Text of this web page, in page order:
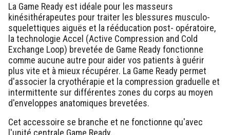
La Game Ready est idéale pour les masseurs
kinésithérapeutes pour traiter les blessures musculo-
squelettiques aiguës et la rééducation post- opératoire,
la technologie Accel (Active Compression and Cold
Exchange Loop) brevetée de Game Ready fonctionne
comme aucune autre pour aider vos patients à guérir
plus vite et à mieux récupérer. La Game Ready permet
d'associer la cryothérapie et la compression graduelle et
intermittente sur différentes zones du corps au moyen
d'enveloppes anatomiques brevetées.
Cet accessoire se branche et ne fonctionne qu'avec
l'unité centrale Game Ready.